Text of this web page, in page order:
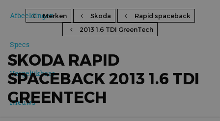
Afbeeldingen
Specs
Vergelijkbaar
Nieuws
Merken Skoda
Rapid spaceback
2013 1.6 TDI GreenTech
SKODA RAPID
SPACEBACK 2013 1.6 TDI
GREENTECH